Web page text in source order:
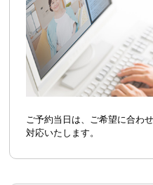
ご予約当日は、ご希望に合わ
対応いたします。